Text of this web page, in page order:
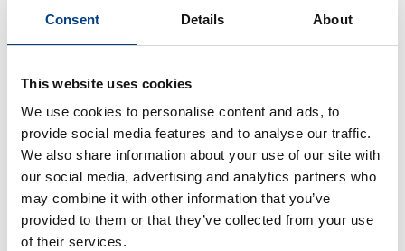
Consent Details About
This website uses cookies
We use cookies to personalise content and ads, to
provide social media features and to analyse our traffic.
We also share information about your use of our site with
our social media, advertising and analytics partners who
may combine it with other information that you’ve
provided to them or that they’ve collected from your use
of their services.
电池处理系统
March 18, 2025
电池处理系统
Quintus 推出紧凑型 MIB
120 实验室机型，扩展了固